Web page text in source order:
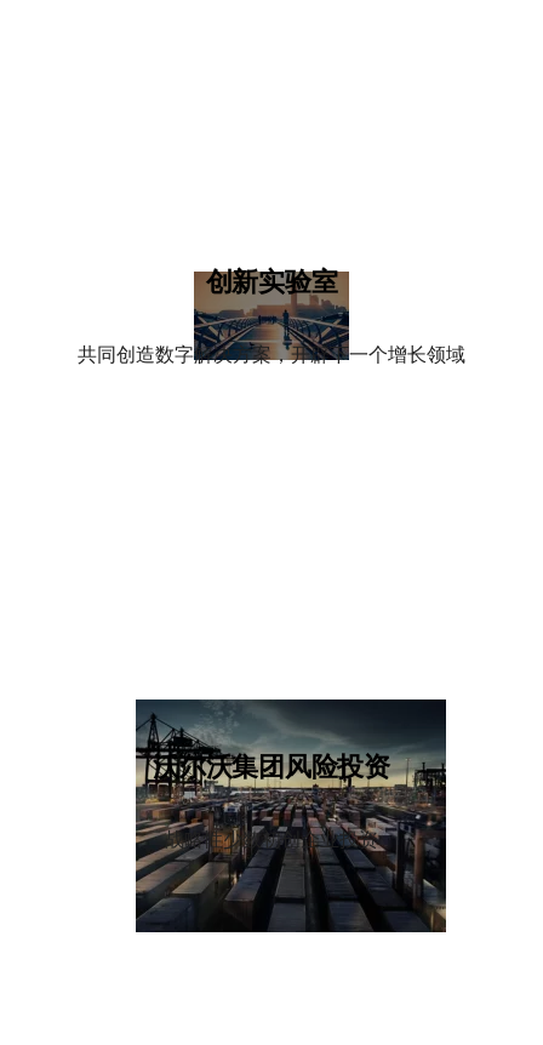
创新实验室
共同创造数字解决方案，开辟下一个增长领域
沃尔沃集团风险投资
战略性少数初创企业投资